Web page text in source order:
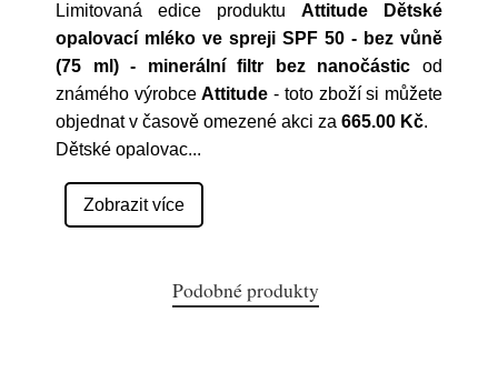
Limitovaná edice produktu Attitude Dětské
opalovací mléko ve spreji SPF 50 - bez vůně
(75 ml) - minerální filtr bez nanočástic od
známého výrobceAttitude - toto zboží si můžete
objednat v časově omezené akci za 665.00 Kč.
Dětské opalovac...
Zobrazit více
Podobné produkty